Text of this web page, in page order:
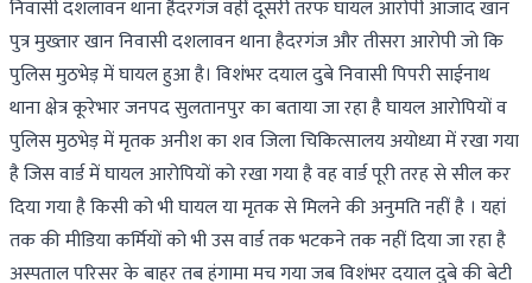
निवासी दशलावन थाना हैदरगंज वहीं दूसरी तरफ घायल आरोपी आजाद खान
पुत्र मुख्तार खान निवासी दशलावन थाना हैदरगंज और तीसरा आरोपी जो कि
पुलिस मुठभेड़ में घायल हुआ है। विशंभर दयाल दुबे निवासी पिपरी साईनाथ
थाना क्षेत्र कूरेभार जनपद सुलतानपुर का बताया जा रहा है घायल आरोपियों व
पुलिस मुठभेड़ में मृतक अनीश का शव जिला चिकित्सालय अयोध्या में रखा गया
है जिस वार्ड में घायल आरोपियों को रखा गया है वह वार्ड पूरी तरह से सील कर
दिया गया है किसी को भी घायल या मृतक से मिलने की अनुमति नहीं है । यहां
तक की मीडिया कर्मियों को भी उस वार्ड तक भटकने तक नहीं दिया जा रहा है
अस्पताल परिसर के बाहर तब हंगामा मच गया जब विशंभर दयाल दुबे की बेटी